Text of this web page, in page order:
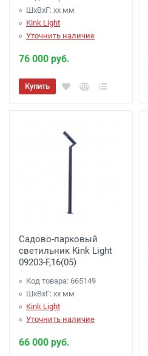
ШхВхГ: xx мм
Kink Light
Уточнить наличие
76 000 руб.
Купить
Садово-парковый
светильник Kink Light
09203-F,16(05)
Код товара: 665149
ШхВхГ: xx мм
Kink Light
Уточнить наличие
66 000 руб.